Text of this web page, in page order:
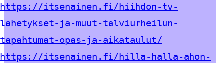
https://itsenainen.fi/hiihdon-tv-
lahetykset-ja-muut-talviurheilun-
tapahtumat-opas-ja-aikataulut/
https://itsenainen.fi/hilla-halla-ahon-